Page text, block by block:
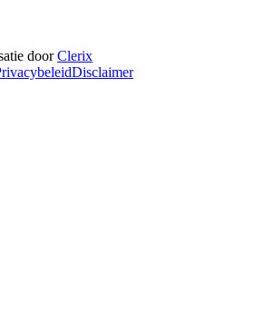
door Clerix
Disclaimer